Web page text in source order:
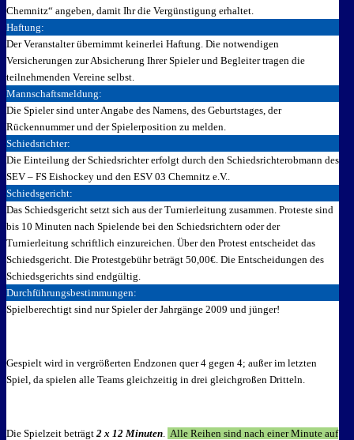
Chemnitz“ angeben, damit Ihr die Vergünstigung erhaltet.
Haftung:
Der Veranstalter übernimmt keinerlei Haftung. Die notwendigen
Versicherungen zur Absicherung Ihrer Spieler und Begleiter tragen die
teilnehmenden Vereine selbst.
Mannschaftsmeldung:
Die Spieler sind unter Angabe des Namens, des Geburtstages, der
Rückennummer und der Spielerposition zu melden.
Schiedsrichter:
Die Einteilung der Schiedsrichter erfolgt durch den Schiedsrichterobmann des
SEV – FS Eishockey und den ESV 03 Chemnitz e.V..
Schiedsgericht:
Das Schiedsgericht setzt sich aus der Turnierleitung zusammen. Proteste sind
bis 10 Minuten nach Spielende bei den Schiedsrichtern oder der
Turnierleitung schriftlich einzureichen. Über den Protest entscheidet das
Schiedsgericht. Die Protestgebühr beträgt 50,00€. Die Entscheidungen des
Schiedsgerichts sind endgültig.
Durchführungsbestimmungen:
Spielberechtigt sind nur Spieler der Jahrgänge 2009 und jünger!
Gespielt wird in vergrößerten Endzonen quer 4 gegen 4; außer im letzten
Spiel, da spielen alle Teams gleichzeitig in drei gleichgroßen Dritteln.
Die Spielzeit beträgt 2 x 12 Minuten. Alle Reihen sind nach einer Minute auf